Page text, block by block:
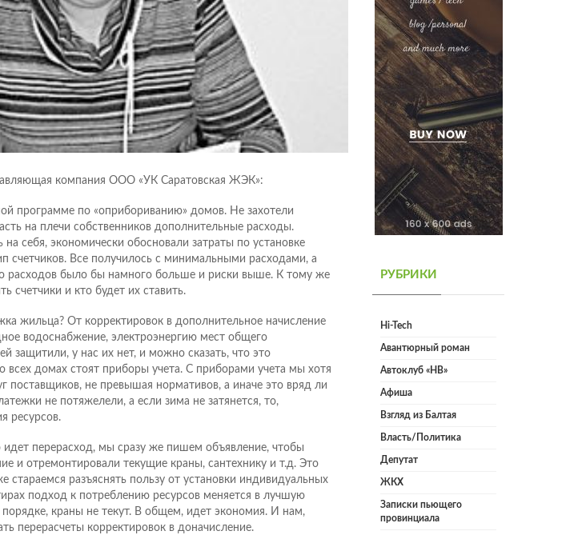
компания ООО «УК Саратовская ЖЭК»:
программе по «оприбориванию» домов. Не захотели
на плечи собственников дополнительные расходы.
на себя, экономически обосновали затраты по установке
счетчиков. Все получилось с минимальными расходами, а
расходов было бы намного больше и риски выше. К тому же
счетчики и кто будет их ставить.
жильца? От корректировок в дополнительное начисление
водоснабжение, электроэнергию мест общего
защитили, у нас их нет, и можно сказать, что это
всех домах стоят приборы учета. С приборами учета мы хотя
поставщиков, не превышая нормативов, а иначе это вряд ли
не потяжелели, а если зима не затянется, то,
ресурсов.
идет перерасход, мы сразу же пишем объявление, чтобы
и отремонтировали текущие краны, сантехнику и т.д. Это
стараемся разъяснять пользу от установки индивидуальных
подход к потреблению ресурсов меняется в лучшую
порядке, краны не текут. В общем, идет экономия. И нам,
перерасчеты корректировок в доначисление.
РУБРИКИ
Hi-Tech
Авантюрный роман
Автоклуб «НВ»
Афиша
Взгляд из Балтая
Власть/Политика
Депутат
ЖКХ
Записки пьющего
провинциала